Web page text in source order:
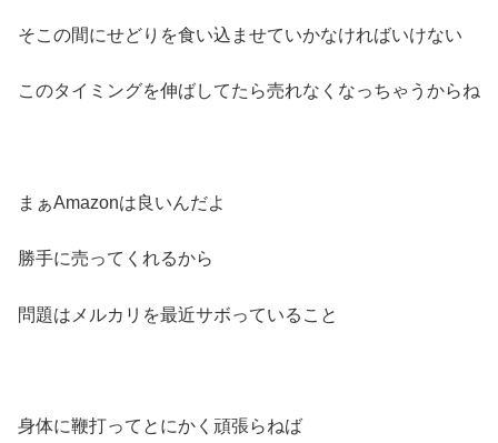
そこの間にせどりを食い込ませていかなければいけない
このタイミングを伸ばしてたら売れなくなっちゃうからね
まぁAmazonは良いんだよ
勝手に売ってくれるから
問題はメルカリを最近サボっていること
身体に鞭打ってとにかく頑張らねば